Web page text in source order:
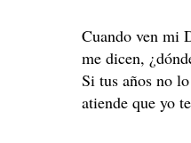
Cuando ven mi
me dicen,
Si tus años no
atiende que yo